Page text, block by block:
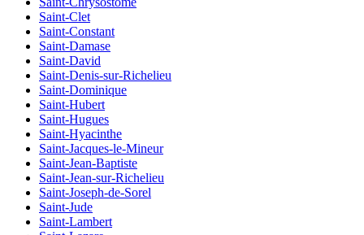
Saint-Clet
Saint-Constant
Saint-Damase
Saint-David
Saint-Denis-sur-Richelieu
Saint-Dominique
Saint-Hubert
Saint-Hugues
Saint-Hyacinthe
Saint-Jacques-le-Mineur
Saint-Jean-Baptiste
Saint-Jean-sur-Richelieu
Saint-Joseph-de-Sorel
Saint-Jude
Saint-Lambert